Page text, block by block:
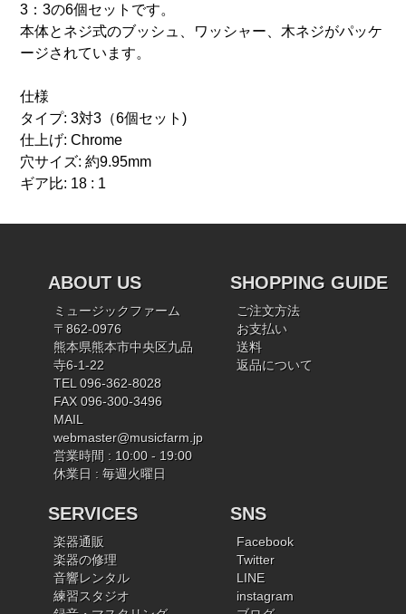
3：3の6個セットです。
本体とネジ式のブッシュ、ワッシャー、木ネジがパッケ
ージされています。
仕様
タイプ: 3対3（6個セット)
仕上げ: Chrome
穴サイズ: 約9.95mm
ギア比: 18 : 1
ABOUT US
ミュージックファーム
〒862-0976
熊本県熊本市中央区九品
寺6-1-22
TEL 096-362-8028
FAX 096-300-3496
MAIL
webmaster@musicfarm.jp
営業時間 : 10:00 - 19:00
休業日 : 毎週火曜日
SHOPPING GUIDE
ご注文方法
お支払い
送料
返品について
SERVICES
楽器通販
楽器の修理
音響レンタル
練習スタジオ
SNS
Facebook
Twitter
LINE
instagram